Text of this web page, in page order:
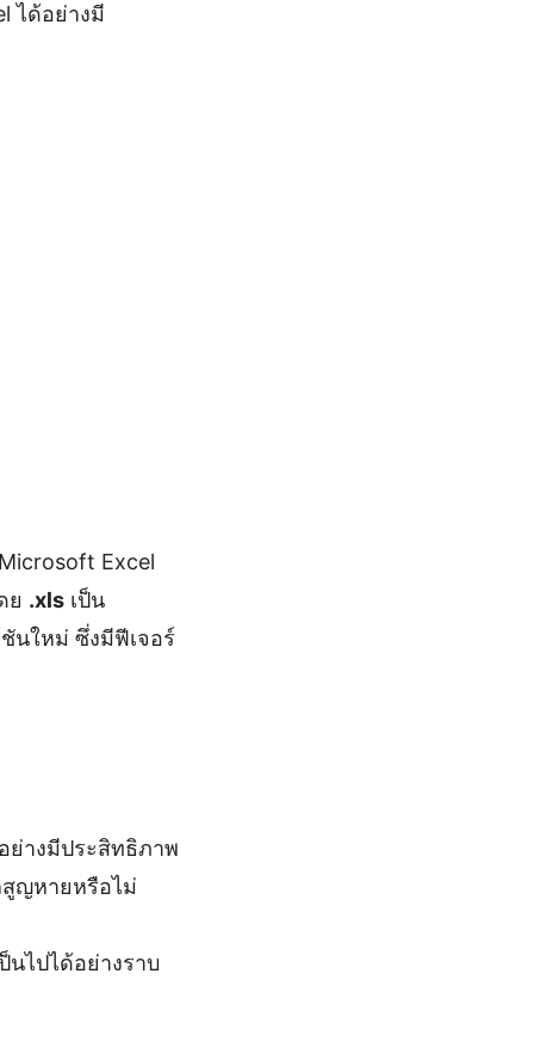
ได้อย่างมี
Excel
ย .xls เป็น
นใหม่ ซึ่งมีฟีเจอร์
ย่างมีประสิทธิภาพ
ญหายหรือไม่
นไปได้อย่างราบ